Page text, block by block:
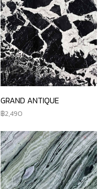
GRAND ANTIQUE
2,490